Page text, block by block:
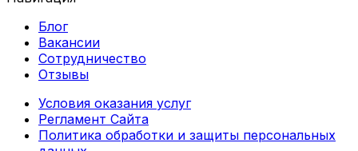
Блог
Вакансии
Сотрудничество
Отзывы
Условия оказания услуг
Регламент Сайта
Политика обработки и защиты персональных